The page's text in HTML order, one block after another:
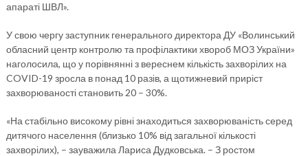
апараті ШВЛ».
У свою чергу заступник генерального директора ДУ «Волинський
обласний центр контролю та профілактики хвороб МОЗ України»
наголосила, що у порівнянні з вереснем кількість захворілих на
COVID-19 зросла в понад 10 разів, а щотижневий приріст
захворюваності становить 20 – 30%.
«На стабільно високому рівні знаходиться захворюваність серед
дитячого населення (близько 10% від загальної кількості
захворілих), – зауважила Лариса Дудковська. – З ростом